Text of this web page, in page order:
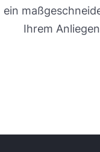
ein
Ihrem